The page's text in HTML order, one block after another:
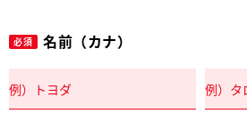
必須 名前（カナ）